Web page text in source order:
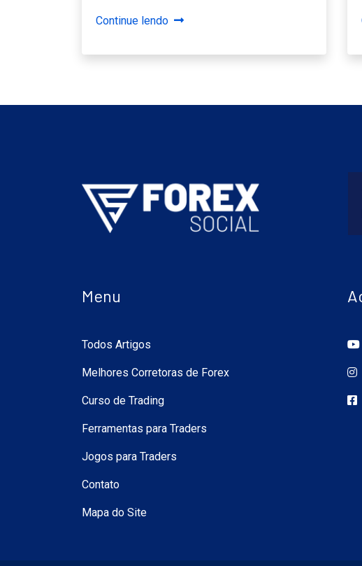
Continue lendo
Menu
Todos Artigos
Melhores Corretoras de Forex
Curso de Trading
Ferramentas para Traders
Jogos para Traders
Contato
Mapa do Site